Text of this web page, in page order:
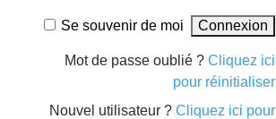
Se souvenir de moi
Mot de passe oublié ?Cliquez ici
pour réinitialiser
Nouvel utilisateur ?Cliquez ici pour